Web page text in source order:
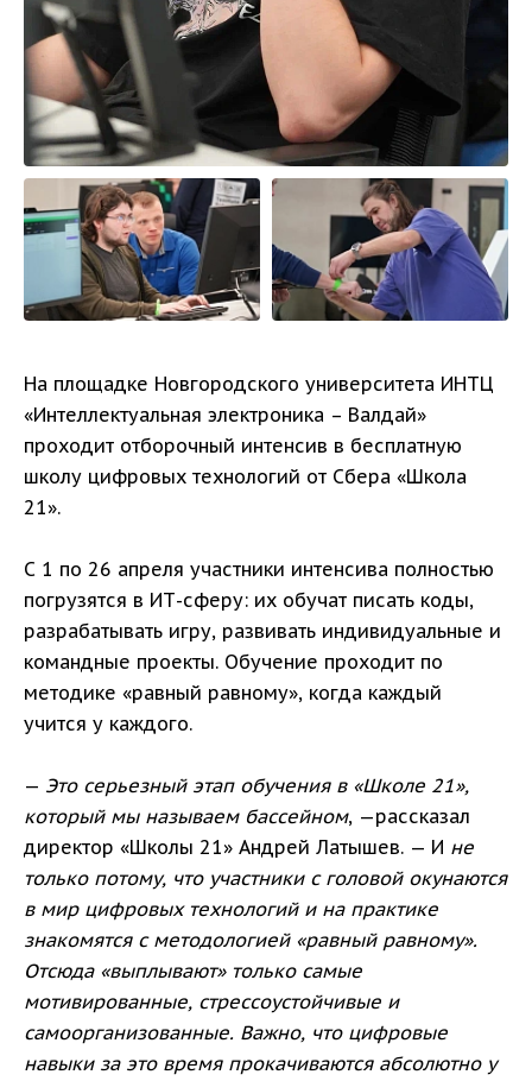
На площадке Новгородского университета ИНТЦ
«Интеллектуальная электроника – Валдай»
проходит отборочный интенсив в бесплатную
школу цифровых технологий от Сбера «Школа
21».
С 1 по 26 апреля участники интенсива полностью
погрузятся в ИТ-сферу: их обучат писать коды,
разрабатывать игру, развивать индивидуальные и
командные проекты. Обучение проходит по
методике «равный равному», когда каждый
учится у каждого.
— Это серьезный этап обучения в «Школе 21»,
который мы называем бассейном, —рассказал
директор «Школы 21» Андрей Латышев. — И не
только потому, что участники с головой окунаются
в мир цифровых технологий и на практике
знакомятся с методологией «равный равному».
Отсюда «выплывают» только самые
мотивированные, стрессоустойчивые и
самоорганизованные. Важно, что цифровые
навыки за это время прокачиваются абсолютно у